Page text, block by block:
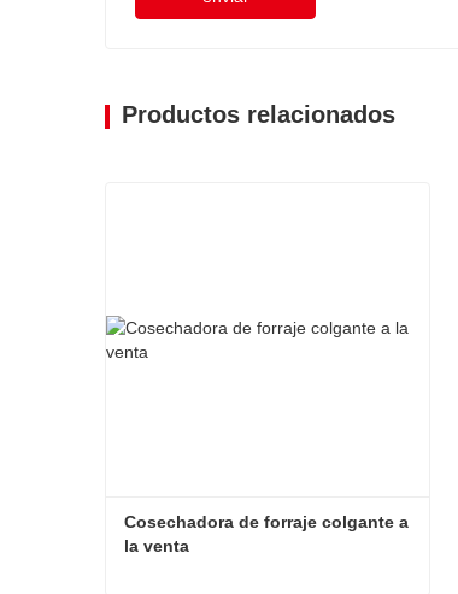
Productos relacionados
Cosechadora de forraje colgante a
la venta